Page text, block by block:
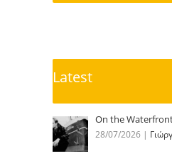
Latest
On the
28/07/2026 |